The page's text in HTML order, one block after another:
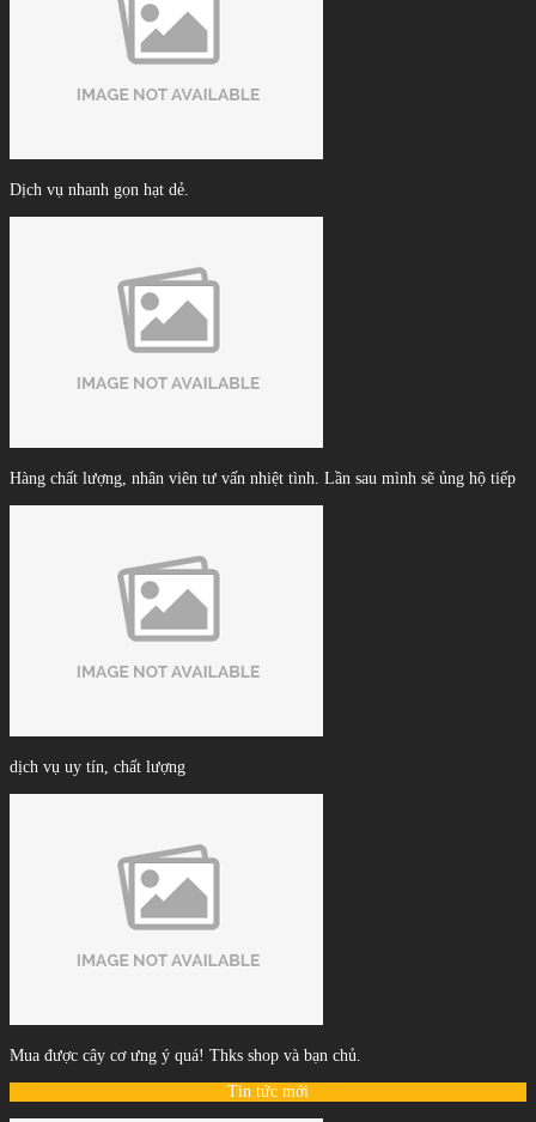
Dịch vụ nhanh gọn hạt dẻ.
Hàng chất lượng, nhân viên tư vấn nhiệt tình. Lần sau mình sẽ ủng hộ tiếp
dịch vụ uy tín, chất lượng
Mua được cây cơ ưng ý quá! Thks shop và bạn chủ.
Tin tức mới